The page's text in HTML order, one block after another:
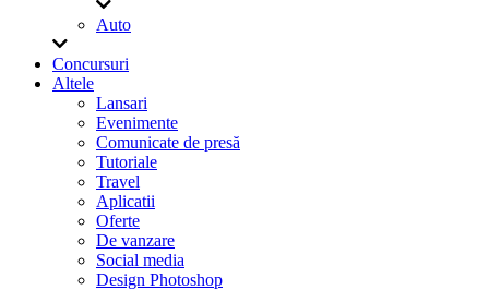
Auto
Concursuri
Altele
Lansari
Evenimente
Comunicate de presă
Tutoriale
Travel
Aplicatii
Oferte
De vanzare
Social media
Design Photoshop